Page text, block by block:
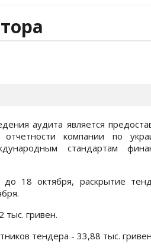
аудита является
компании по
стандартам
18 октября, раскрытие
гривен.
тендера - 33,88 тыс.